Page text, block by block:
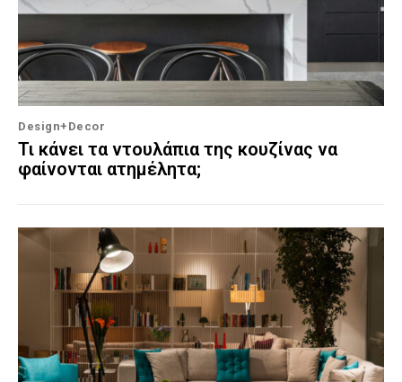
Design+Decor
Τι κάνει τα ντουλάπια της κουζίνας να
φαίνονται ατημέλητα;